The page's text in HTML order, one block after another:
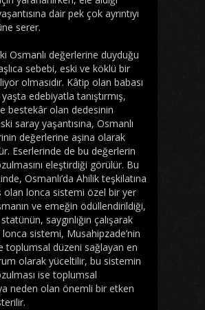
dair pek çok ayrıntıyı
serer.
Osmanlı değerlerine duyduğu
sebebi, eski ve köklü bir
olmasıdır. Kâtip olan babası
edebiyatla tanıştırmış,
bestekâr olan dedesinin
saray yaşantısına, Osmanlı
değerlerine aşina olarak
Eserlerinde de bu değerlerin
eleştirdiği görülür. Bu
Osmanlı’da Ahilik teşkilatına
olan lonca sistemi özel bir yer
ve emeğin ödüllendirildiği,
saygınlığın çalışarak
lonca sistemi, Musahipzade’nin
toplumsal düzeni sağlayan en
olarak yüceltilir, bu sistemin
ise toplumsal
neden olan önemli bir etken